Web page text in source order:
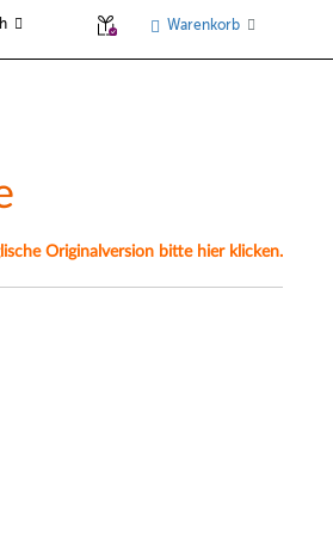
Warenkorb
Originalversion bitte hier klicken.